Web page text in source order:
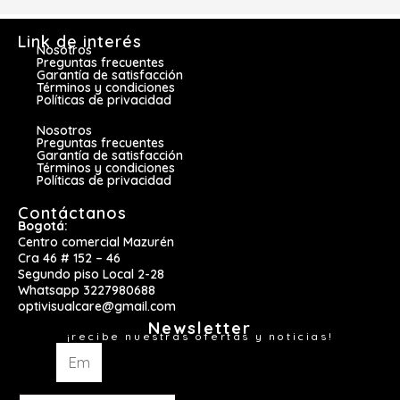
Link de interés
Nosotros
Preguntas frecuentes
Garantía de satisfacción
Términos y condiciones
Políticas de privacidad
Nosotros
Preguntas frecuentes
Garantía de satisfacción
Términos y condiciones
Políticas de privacidad
Contáctanos
Bogotá:
Centro comercial Mazurén
Cra 46 # 152 – 46
Segundo piso Local 2-28
Whatsapp 3227980688
optivisualcare@gmail.com
Newsletter
¡recibe nuestras ofertas y noticias!